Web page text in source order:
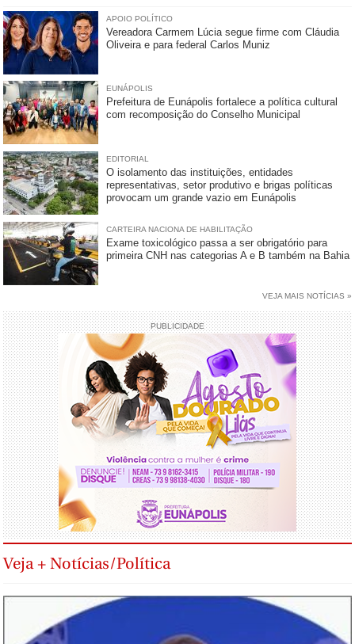
APOIO POLÍTICO
Vereadora Carmem Lúcia segue firme com Cláudia
Oliveira e para federal Carlos Muniz
EUNÁPOLIS
Prefeitura de Eunápolis fortalece a política cultural
com recomposição do Conselho Municipal
EDITORIAL
O isolamento das instituições, entidades
representativas, setor produtivo e brigas políticas
provocam um grande vazio em Eunápolis
CARTEIRA NACIONA DE HABILITAÇÃO
Exame toxicológico passa a ser obrigatório para
primeira CNH nas categorias A e B também na Bahia
VEJA MAIS NOTÍCIAS »
PUBLICIDADE
Veja + Notícias/Política